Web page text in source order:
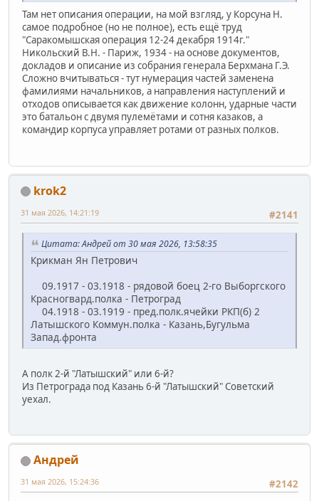
Там нет описания операции, на мой взгляд, у Корсуна Н.
самое подробное (но не полное), есть ещё труд
"Саракомышская операция 12-24 декабря 1914г."
Никольский В.Н. - Париж, 1934 - на основе документов,
докладов и описание из собрания генерала Берхмана Г.Э.
Сложно вчитываться - тут нумерация частей заменена
фамилиями начальников, а направления наступлений и
отходов описывается как движение колонн, ударные части
это батальон с двумя пулемётами и сотня казаков, а
командир корпуса управляет ротами от разных полков.
krok2
#2141
31 мая 2026, 14:21:19
Цитата: Андрей от 30 мая 2026, 13:58:35
Крикман Ян Петрович
09.1917 - 03.1918 - рядовой боец 2-го Выборгского
Красногвард.полка - Петроград
04.1918 - 03.1919 - пред.полк.ячейки РКП(б) 2
Латышского Коммун.полка - Казань,Бугульма
Запад.фронта
А полк 2-й "Латышский" или 6-й?
Из Петрограда под Казань 6-й "Латышский" Советский
уехал.
Андрей
#2142
31 мая 2026, 15:24:36